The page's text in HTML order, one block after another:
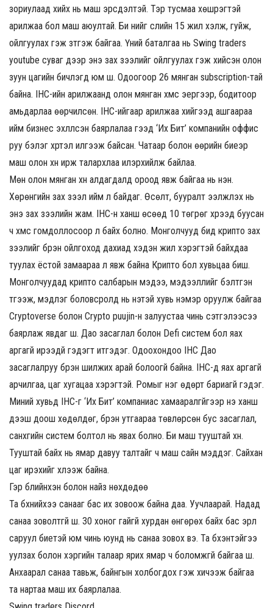
зориулаад хийх нь маш эрсдэлтэй. Тэр тусмаа хөшүүрэгтэй
арилжаа бол маш аюултай. Би үүнийг сүүлийн 15 жил хэлж, гуйж,
ойлгуулах гэж зүтгэж байгаа. Үүний баталгаа нь Swing traders
youtube суваг дээр энэ зах зээлийг ойлгуулах гэж хийсэн олон
зуун цагийн бичлэгүүд юм шүү. Одоогоор 26 мянган subscription-тай
байна. IHС-ийн арилжаанд олон мянган хүмүүс эергээр, бодитоор
амьдарлаа өөрчилсөн. IHC-ийгаар арилжаа хийгээд ашгаараа
ийм бизнес эхлүүлсэн баярлалаа гээд ‘Их Бит’ компанийн оффис
руу бэлэг хүртэл илгээж байсан. Чатаар болон өөрийн биеэр
маш олон хүн ирж талархлаа илэрхийлж байлаа.
Мөн олон мянган хүн алдагдалд ороод явж байгаа нь үнэн.
Хөрөнгийн зах зээл ийм л байдаг. Өсөлт, бууралт ээлжлэх нь
энэ зах зээлийн жам. IHC-н ханш өсөөд 10 төгрөг хүрээд буусан
ч хүмүүс гомдоллосоор л байх болно. Монголчууд бид крипто зах
зээлийг бүрэн ойлгоход дахиад хэдэн жил хэрэгтэй байхдаа
туулах ёстой замаараа л явж байна Крипто бол хувьцаа биш.
Монголчуудад крипто салбарын мэдээ, мэдээллийг бэлтгэн
түгээж, мэдлэг боловсролд нь үнэтэй хувь нэмэр оруулж байгаа
Cryptoverse болон Crypto puujin-н залуустаа чинь сэтгэлээсээ
баярлаж явдаг шүү. Дао засаглал болон Defi систем бол яах
аргагүй ирээдүй гэдэгт итгэдэг. Одоохондоо IHC Дао
засаглалруу бүрэн шилжих арай болоогүй байна. IHC-д яах аргагүй
арчилгаа, цаг хугацаа хэрэгтэй. Ромыг нэг өдөрт бариагүй гэдэг.
Миний хувьд IHC-г ‘Их Бит’ компаниас хамааралгүйгээр үнэ ханш
дээш доош хөдөлдөг, бүрэн утгаараа төвлөрсөн бус засаглал,
санхүүгийн систем болтол нь явах болно. Би маш тууштай хүн.
Тууштай байх нь ямар давуу талтайг ч маш сайн мэддэг. Сайхан
цаг ирэхийг хүлээж байна.
Гэр бүлийнхэн болон найз нөхдөдөө
Та бүхнийхээ санааг бас их зовоож байна даа. Уучлаарай. Надад
санаа зоволтгүй шүү. 30 хоног гайгүй хурдан өнгөрөх байх бас эрүүл
саруул биетэй юм чинь юунд нь санаа зовох вэ. Та бүхэнтэйгээ
уулзах болон хэргийн талаар ярих ямар ч боломжгүй байгаа шүү.
Анхаарал санаа тавьж, байнгын холбогдох гэж хичээж байгаа
та нартаа маш их баярлалаа.